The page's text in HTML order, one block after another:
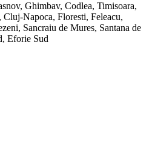
Ghimbav, Codlea, Timisoara,
Napoca, Floresti, Feleacu,
Sancraiu de Mures, Santana de
Eforie Sud